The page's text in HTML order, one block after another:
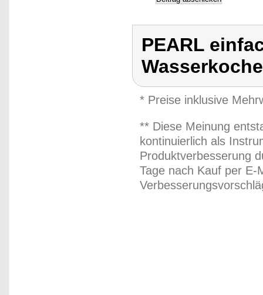
PEARL
* Preise inklusive
** Diese Meinung
kontinuierlich als
Produktverbesserung
Tage nach Kauf per E-